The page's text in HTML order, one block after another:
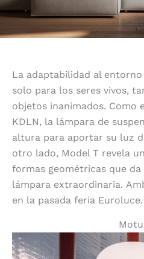
La adaptabilidad al
solo para los seres vivos,
objetos inanimados. Como
KDLN, la lámpara de
altura para aportar su luz
otro lado, Model T revela
formas geométricas que
lámpara extraordinaria.
en la pasada feria Euroluce.